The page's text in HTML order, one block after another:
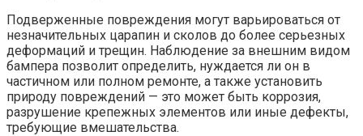
Подверженные повреждения могут варьироваться от
незначительных царапин и сколов до более серьезных
деформаций и трещин. Наблюдение за внешним видом
бампера позволит определить, нуждается ли он в
частичном или полном ремонте, а также установить
природу повреждений — это может быть коррозия,
разрушение крепежных элементов или иные дефекты,
требующие вмешательства.